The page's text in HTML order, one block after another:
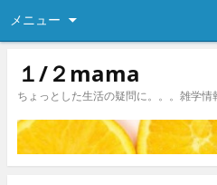
メニュー
１/２mama
ちょっとした生活の疑問に。。。雑学情